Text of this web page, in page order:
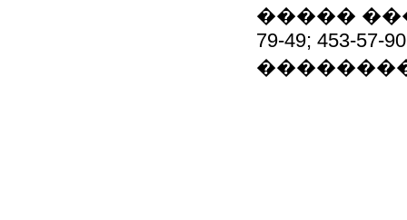
�����
79-49; 453-57-